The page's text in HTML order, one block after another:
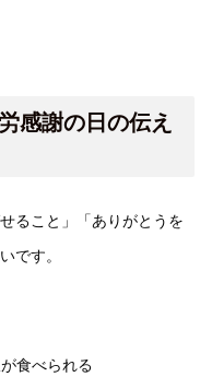
感謝の日の伝え
ること」「ありがとうを
です。
食べられる